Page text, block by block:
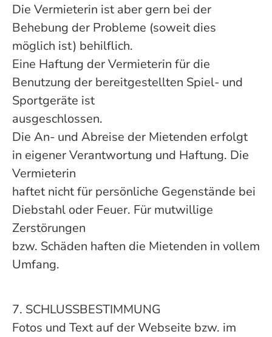
Die Vermieterin ist aber gern bei der
Behebung der Probleme (soweit dies
möglich ist) behilflich.
Eine Haftung der Vermieterin für die
Benutzung der bereitgestellten Spiel- und
Sportgeräte ist
ausgeschlossen.
Die An- und Abreise der Mietenden erfolgt
in eigener Verantwortung und Haftung. Die
Vermieterin
haftet nicht für persönliche Gegenstände bei
Diebstahl oder Feuer. Für mutwillige
Zerstörungen
bzw. Schäden haften die Mietenden in vollem
Umfang.
7. SCHLUSSBESTIMMUNG
Fotos und Text auf der Webseite bzw. im